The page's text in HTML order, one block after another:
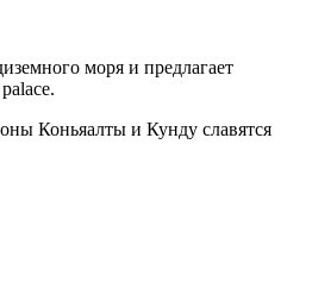
моря и предлагает
Коньяалты и Кунду славятся